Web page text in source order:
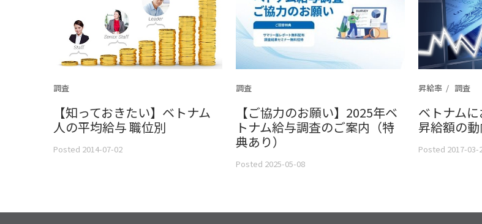
調査
【知っておきたい】ベトナム
人の平均給与 職位別
Posted 2014-07-02
調査
【ご協力のお願い】2025年ベ
トナム給与調査のご案内（特
典あり）
Posted 2025-05-08
昇給率 調査
ベトナム
昇給額の動
Posted 2017-03-